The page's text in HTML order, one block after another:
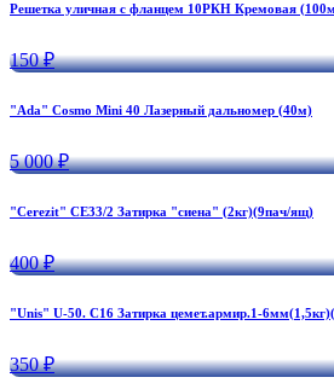
Решетка уличная с фланцем 10РКН Кремовая
150 ₽
"Ada" Cosmo Mini 40 Лазерный дальномер (40м)
5 000 ₽
"Cerezit" CE33/2 Затирка "сиена" (2кг)(9пач/ящ)
400 ₽
"Unis" U-50. C16 Затирка цемет.армир.1-
350 ₽